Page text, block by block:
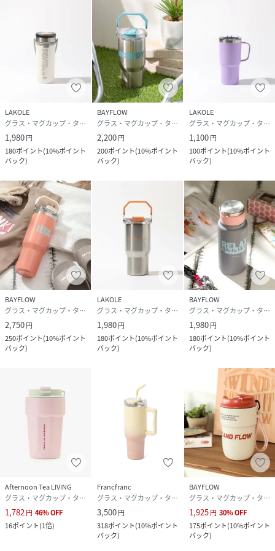
LAKOLE
グラス・マグカップ・タンブラー
1,980円
180ポイント(10%ポイント
バック)
BAYFLOW
グラス・マグカップ・タンブラー
2,200円
200ポイント(10%ポイント
バック)
LAKOLE
グラス・マグカップ・タンブラー
1,100円
100ポイント(10%ポイント
バック)
BAYFLOW
グラス・マグカップ・タンブラー
2,750円
250ポイント(10%ポイント
バック)
LAKOLE
グラス・マグカップ・タンブラー
1,980円
180ポイント(10%ポイント
バック)
BAYFLOW
グラス・マグカップ・タンブラー
1,980円
180ポイント(10%ポイント
バック)
Afternoon Tea LIVING
グラス・マグカップ・タンブラー
1,782 円 46%OFF
16ポイント(1倍)
Francfranc
グラス・マグカップ・タンブラー
3,500円
318ポイント(10%ポイント
バック)
BAYFLOW
グラス・マグカップ・タンブラー
1,925円 30%OFF
175ポイント(10%ポイント
バック)